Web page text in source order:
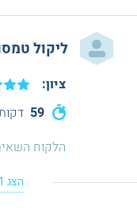
ליקול
59
ציון:
הלקוח
הצג